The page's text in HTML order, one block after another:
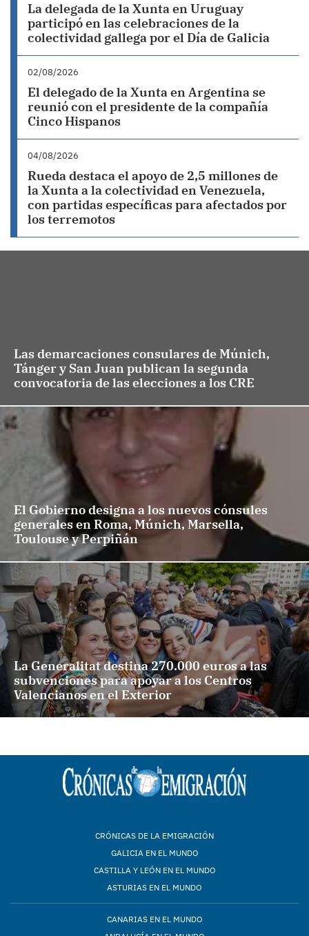
La delegada de la Xunta en Uruguay
participó en las celebraciones de la
colectividad gallega por el Día de Galicia
02/08/2026
El delegado de la Xunta en Argentina se
reunió con el presidente de la compañía
Cinco Hispanos
04/08/2026
Rueda destaca el apoyo de 2,5 millones de
la Xunta a la colectividad en Venezuela,
con partidas específicas para afectados por
los terremotos
Las demarcaciones consulares de Múnich,
Tánger y San Juan publican la segunda
convocatoria de las elecciones a los CRE
El Gobierno designa a los nuevos cónsules
generales en Roma, Múnich, Marsella,
Toulouse y Perpiñán
La Generalitat destina 270.000 euros a las
subvenciones para apoyar a los Centros
Valencianos en el Exterior
CRÓNICAS DE LA EMIGRACIÓN
GALICIA EN EL MUNDO
CASTILLA Y LEÓN EN EL MUNDO
ASTURIAS EN EL MUNDO
CANARIAS EN EL MUNDO